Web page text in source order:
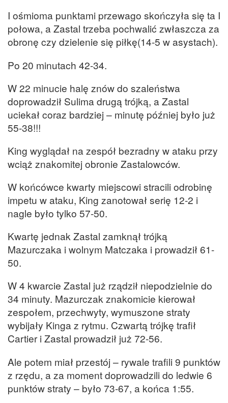
I ośmioma punktami przewago skończyła się ta I
połowa, a Zastal trzeba pochwalić zwłaszcza za
obronę czy dzielenie się piłkę(14-5 w asystach).
Po 20 minutach 42-34.
W 22 minucie halę znów do szaleństwa
doprowadził Sulima drugą trójką, a Zastal
uciekał coraz bardziej – minutę później było już
55-38!!!
King wyglądał na zespół bezradny w ataku przy
wciąż znakomitej obronie Zastalowców.
W końcówce kwarty miejscowi stracili odrobinę
impetu w ataku, King zanotował serię 12-2 i
nagle było tylko 57-50.
Kwartę jednak Zastal zamknął trójką
Mazurczaka i wolnym Matczaka i prowadził 61-
50.
W 4 kwarcie Zastal już rządził niepodzielnie do
34 minuty. Mazurczak znakomicie kierował
zespołem, przechwyty, wymuszone straty
wybijały Kinga z rytmu. Czwartą trójkę trafił
Cartier i Zastal prowadził już 72-56.
Ale potem miał przestój – rywale trafili 9 punktów
z rzędu, a za moment doprowadzili do ledwie 6
punktów straty – było 73-67, a końca 1:55.